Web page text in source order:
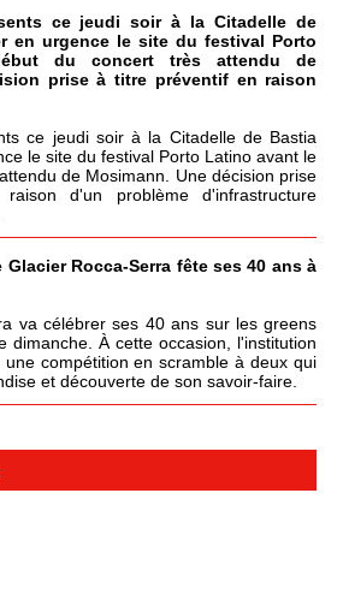
ce jeudi soir à la Citadelle de
en urgence le site du festival Porto
du concert très attendu de
prise à titre préventif en raison
ce jeudi soir à la Citadelle de Bastia
le site du festival Porto Latino avant le
de Mosimann. Une décision prise
d'un problème d'infrastructure
Rocca-Serra fête ses 40 ans à
va célébrer ses 40 ans sur les greens
dimanche. À cette occasion, l'institution
une compétition en scramble à deux qui
et découverte de son savoir-faire.